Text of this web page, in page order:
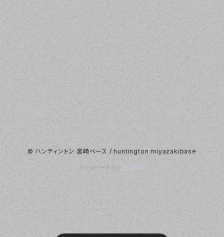
© ハンティントン 宮崎ベース / huntington miyazakibase
Powered by